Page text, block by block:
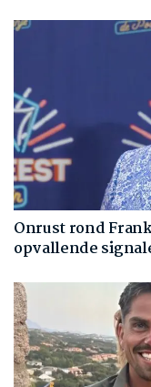
Onrust rond
opvallende